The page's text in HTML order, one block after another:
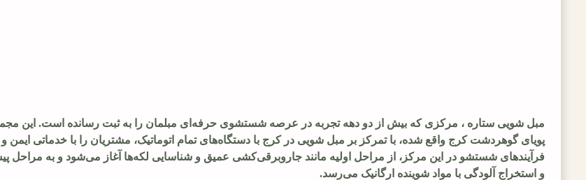
و استخراج آلودگی با مواد شوینده ارگانیک می‌رسد.